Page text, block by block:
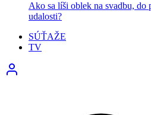
Ako sa líši oblek na svadbu, do
udalosti?
SÚŤAŽE
TV